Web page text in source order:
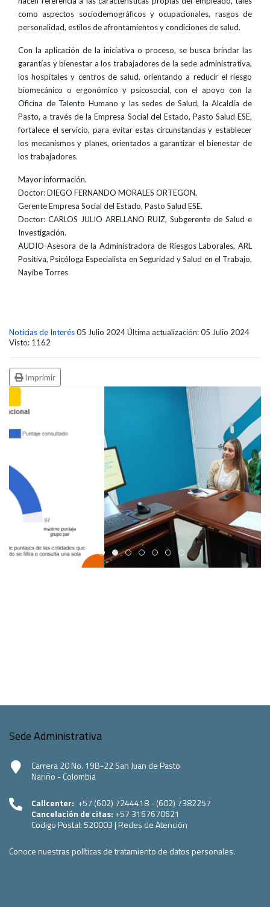
como aspectos sociodemográficos y ocupacionales, rasgos de
personalidad, estilos de afrontamientos y condiciones de salud.
Con la aplicación de la iniciativa o proceso, se busca brindar las
garantías y bienestar a los trabajadores de la sede administrativa,
los hospitales y centros de salud, orientando a reducir el riesgo
biomecánico o ergonómico y psicosocial, con el apoyo con la
Oficina de Talento Humano y las sedes de Salud, la Alcaldía de
Pasto, a través de la Empresa Social del Estado, Pasto Salud ESE,
fortalece el servicio, para evitar estas circunstancias y establecer
los mecanismos y planes, orientados a garantizar el bienestar de
los trabajadores.
Mayor información.
Doctor: DIEGO FERNANDO MORALES ORTEGON,
Gerente Empresa Social del Estado, Pasto Salud ESE.
Doctor: CARLOS JULIO ARELLANO RUIZ, Subgerente de Salud e
Investigación.
AUDIO-Asesora de la Administradora de Riesgos Laborales, ARL
Positiva, Psicóloga Especialista en Seguridad y Salud en el Trabajo,
Nayibe Torres
Noticias de Interés05 Julio 2024Última actualización: 05 Julio 2024
Visto: 1162
Imprimir
Edicto Emplazatorio a los Afiliados en el Régimen
Pasto Salud ESE lidera gestión institucional
Pasto Salud E.S.E. capacita a sus equipos
Último día para inscripciones en
Viceministro garantiza
Mil pesos que salvan vidas:
Cápsula 18-26 - Reporte
Cápsula 17-26 -
Sede Administrativa
Carrera 20 No. 19B-22 San Juan de Pasto
Nariño - Colombia
Callcenter: +57 (602) 7244418 - (602) 7382257
Cancelación de citas: +57 3167670621
Codigo Postal:520003 | Redes de Atención
Conoce nuestras políticas de tratamiento de datos personales.